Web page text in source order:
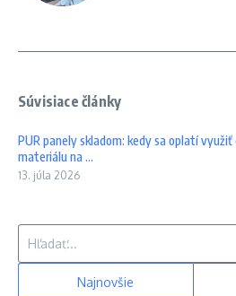
Súvisiace články
PUR panely skladom: kedy sa oplatí
materiálu na ...
13. júla 2026
Najnovšie